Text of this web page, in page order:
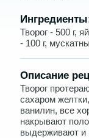
Творог - 500 г,
- 100 г,
Описание
Творог
сахаром
ванилин, все
накрывают
выдерживают и